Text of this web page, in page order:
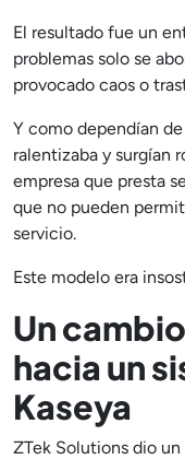
El resultado fue un
problemas solo se
provocado caos o
Y como dependían
ralentizaba y surgían
empresa que presta
que no pueden
servicio.
Este modelo era
Un
hacia un
Kaseya
ZTek Solutions dio